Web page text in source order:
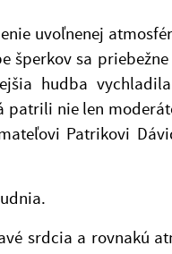
uvoľnenej
šperkov sa
hudba
patrili nie len
Patrikovi
srdcia a rovnakú